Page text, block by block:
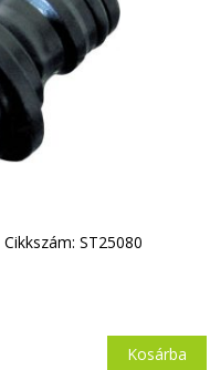
Cikkszám: ST25080
Kosárba